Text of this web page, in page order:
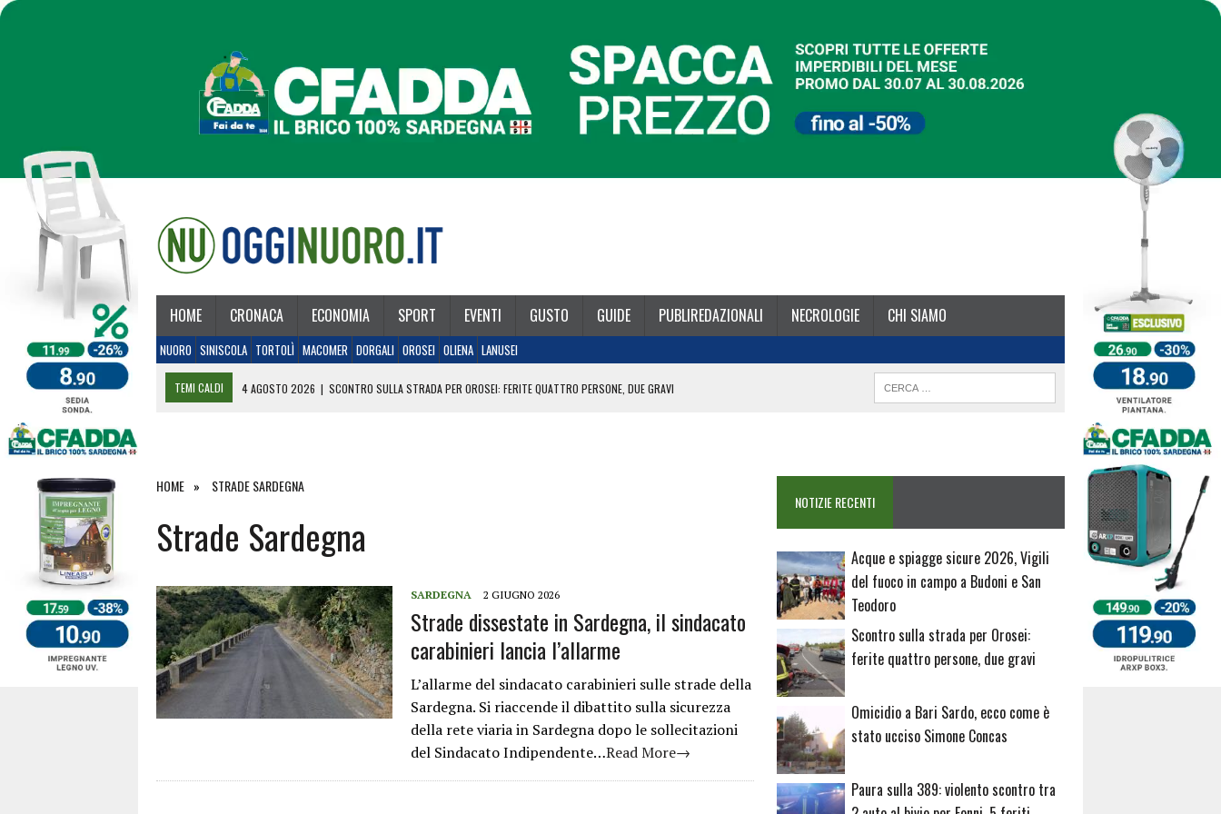
HOME CRONACA ECONOMIA SPORT EVENTI GUSTO GUIDE PUBLIREDAZIONALI NECROLOGIE CHI SIAMO
NUORO SINISCOLA TORTOLÌ MACOMER DORGALI OROSEI OLIENA LANUSEI
TEMI CALDI 4 AGOSTO 2026 | SCONTRO SULLA STRADA PER OROSEI: FERITE QUATTRO PERSONE, DUE GRAVI
25 LUGLIO 2026 | OSIDDA, I CARABINIERI INCONTRANO I CITTADINI: FOCUS SULLE TRUFFE
HOME STRADE SARDEGNA
Strade Sardegna
SARDEGNA 2 GIUGNO 2026
Strade dissestate in Sardegna, il sindacato
carabinieri lancia l’allarme
L’allarme del sindacato carabinieri sulle strade della
Sardegna. Si riaccende il dibattito sulla sicurezza
della rete viaria in Sardegna dopo le sollecitazioni
del Sindacato Indipendente…Read More→
NOTIZIE RECENTI
Acque e spiagge sicure 2026, Vigili
del fuoco in campo a Budoni e San
Teodoro
Scontro sulla strada per Orosei:
ferite quattro persone, due gravi
Omicidio a Bari Sardo, ecco come è
stato ucciso Simone Concas
Paura sulla 389: violento scontro tra